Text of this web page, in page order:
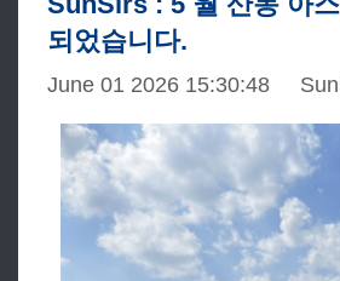
되었습니다.
June 01 2026 15:30:48